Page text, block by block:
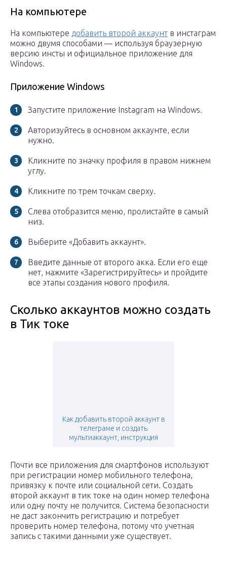
На компьютере
На компьютере добавить второй аккаунт в инстаграм
можно двумя способами — используя браузерную
версию инсты и официальное приложение для
Windows.
Приложение Windows
Запустите приложение Instagram на Windows.
Авторизуйтесь в основном аккаунте, если
нужно.
Кликните по значку профиля в правом нижнем
углу.
Кликните по трем точкам сверху.
Слева отобразится меню, пролистайте в самый
низ.
Выберите «Добавить аккаунт».
Введите данные от второго акка. Если его еще
нет, нажмите «Зарегистрируйтесь» и пройдите
все этапы создания нового профиля.
Сколько аккаунтов можно создать
в Тик токе
Как добавить второй аккаунт в
телеграме и создать
мультиаккаунт, инструкция
Почти все приложения для смартфонов используют
при регистрации номер мобильного телефона,
привязку к почте или социальной сети. Создать
второй аккаунт в тик токе на один номер телефона
или одну почту не получится. Система безопасности
не даст закончить регистрацию и потребует
проверить номер телефона, потому что учетная
запись с такими данными уже существует.